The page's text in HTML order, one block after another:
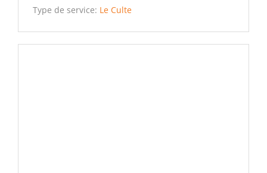
Type de service: Le Culte